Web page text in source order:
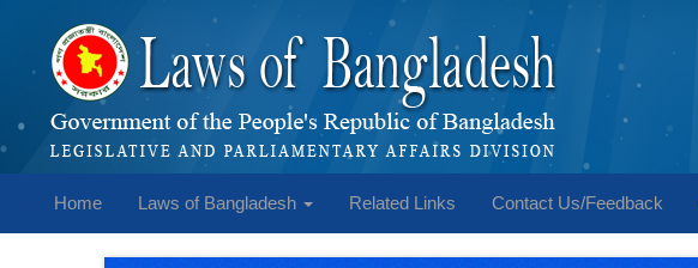
Home Laws of Bangladesh Related Links Contact Us/Feedback